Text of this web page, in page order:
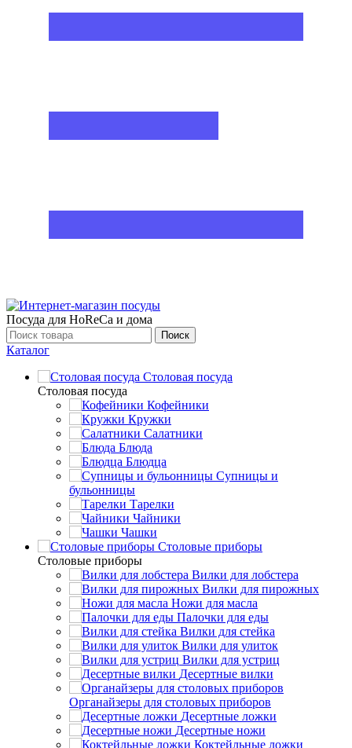
Посуда для HoReCa и дома
Поиск
Каталог
Столовая посуда
Столовая посуда
Кофейники
Кружки
Салатники
Блюда
Блюдца
Супницы и
бульонницы
Тарелки
Чайники
Чашки
Cтоловые приборы
Cтоловые приборы
Вилки для лобстера
Вилки для пирожных
Ножи для масла
Палочки для еды
Вилки для стейка
Вилки для улиток
Вилки для устриц
Десертные вилки
Органайзеры для столовых приборов
Десертные ложки
Десертные ножи
Коктейльные ложки